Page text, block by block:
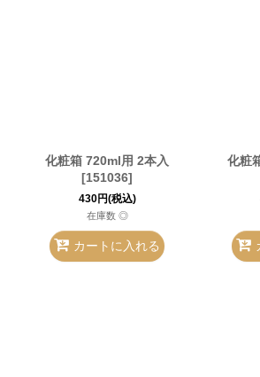
化粧箱 720ml用 2本入
[151036]
430円(税込)
在庫数 ◎
カートに入れる
化粧